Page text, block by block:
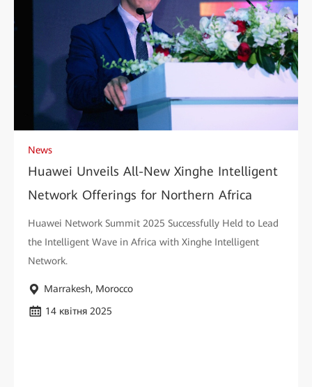
News
Huawei Unveils All-New Xinghe Intelligent
Network Offerings for Northern Africa
Huawei Network Summit 2025 Successfully Held to Lead
the Intelligent Wave in Africa with Xinghe Intelligent
Network.
Marrakesh, Morocco
14 квітня 2025